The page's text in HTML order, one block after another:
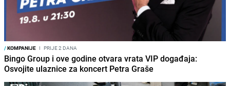
/KOMPANIJE I PRIJE 2 DANA
Bingo Group i ove godine otvara vrata VIP događaja:
Osvojite ulaznice za koncert Petra Graše